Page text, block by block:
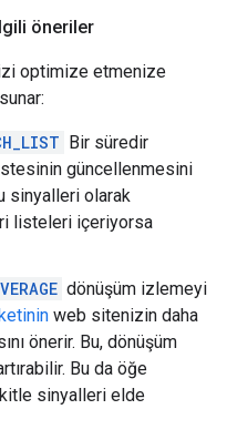
öneriler
optimize etmenize
Bir süredir
güncellenmesini
sinyalleri olarak
listeleri içeriyorsa
dönüşüm izlemeyi
web sitenizin daha
önerir. Bu, dönüşüm
Bu da öğe
kitle sinyalleri elde